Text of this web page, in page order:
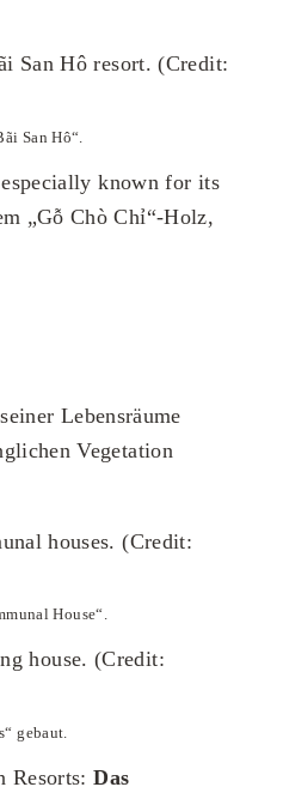
San Hô“.
known for its
„Gỗ Chò Chỉ“-Holz,
Lebensräume
Vegetation
House“.
gebaut.
Resorts:Das